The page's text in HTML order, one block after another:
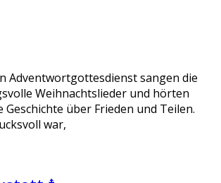
Adventwortgottesdienst sangen die
Weihnachtslieder und hörten
über Frieden und Teilen.
war,